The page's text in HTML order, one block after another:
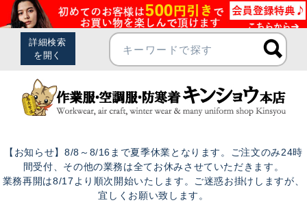
【お知らせ】8/8～8/16まで夏季休業となります。ご注文のみ24時
間受付、その他の業務は全てお休みさせていただきます。
業務再開は8/17より順次開始いたします。ご迷惑お掛けしますが、
宜しくお願い致します。